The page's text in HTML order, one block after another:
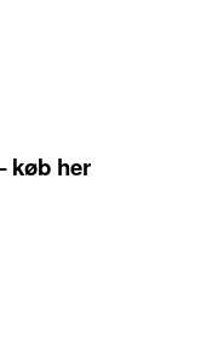
køb her